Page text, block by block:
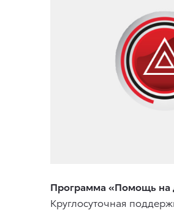
Программа «Помощь на
Круглосуточная